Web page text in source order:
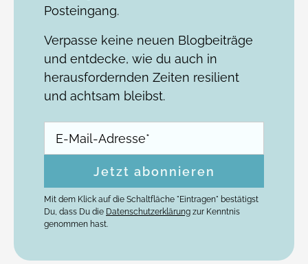
Posteingang.
Verpasse keine neuen Blogbeiträge
und entdecke, wie du auch in
herausfordernden Zeiten resilient
und achtsam bleibst.
Mit dem Klick auf die Schaltfläche "Eintragen" bestätigst
Du, dass Du die Datenschutzerklärung zur Kenntnis
genommen hast.